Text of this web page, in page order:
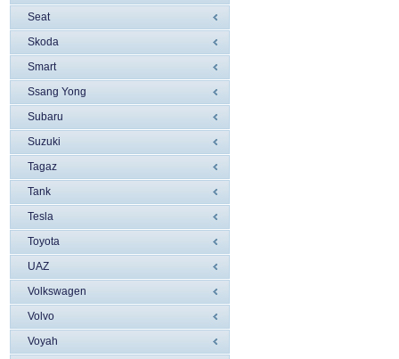
Seat
Skoda
Smart
Ssang Yong
Subaru
Suzuki
Tagaz
Tank
Tesla
Toyota
UAZ
Volkswagen
Volvo
Voyah